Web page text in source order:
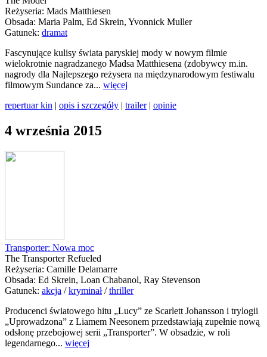
Reżyseria: Mads Matthiesen
Obsada: Maria Palm, Ed Skrein, Yvonnick Muller
Gatunek: dramat
Fascynujące kulisy świata paryskiej mody w nowym filmie
wielokrotnie nagradzanego Madsa Matthiesena (zdobywcy m.in.
nagrody dla Najlepszego reżysera na międzynarodowym festiwalu
filmowym Sundance za... więcej
repertuar kin | opis i szczegóły | trailer| opinie
4 września 2015
Transporter: Nowa moc
The Transporter Refueled
Reżyseria: Camille Delamarre
Obsada: Ed Skrein, Loan Chabanol, Ray Stevenson
Gatunek: akcja /kryminał/thriller
Producenci światowego hitu „Lucy” ze Scarlett Johansson i trylogii
„Uprowadzona” z Liamem Neesonem przedstawiają zupełnie nową
odsłonę przebojowej serii „Transporter”. W obsadzie, w roli
legendarnego... więcej